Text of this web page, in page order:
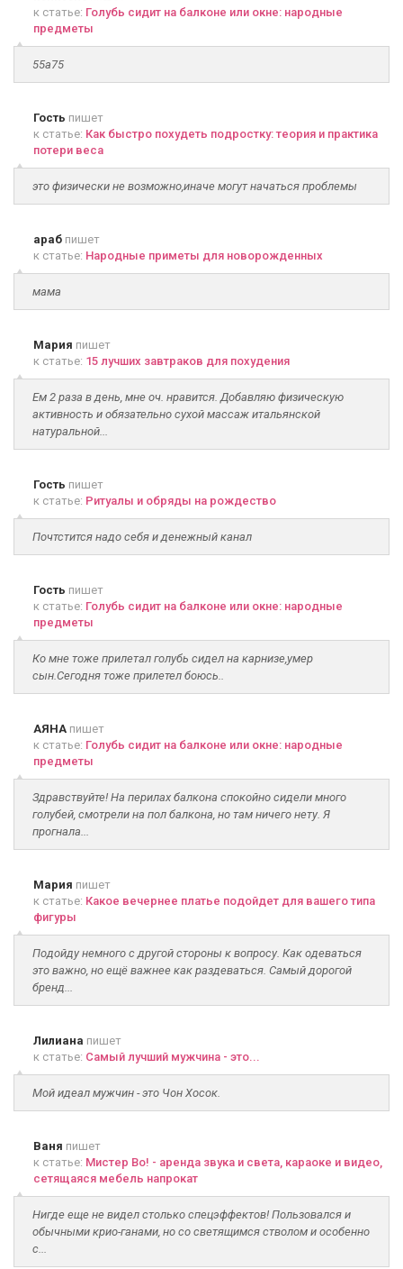
к статье: Голубь сидит на балконе или окне: народные
предметы
55а75
Гость пишет
к статье: Как быстро похудеть подростку: теория и практика
потери веса
это физически не возможно,иначе могут начаться проблемы
араб пишет
к статье: Народные приметы для новорожденных
мама
Мария пишет
к статье: 15 лучших завтраков для похудения
Ем 2 раза в день, мне оч. нравится. Добавляю физическую
активность и обязательно сухой массаж итальянской
натуральной...
Гость пишет
к статье: Ритуалы и обряды на рождество
Почтстится надо себя и денежный канал
Гость пишет
к статье: Голубь сидит на балконе или окне: народные
предметы
Ко мне тоже прилетал голубь сидел на карнизе,умер
сын.Сегодня тоже прилетел боюсь..
АЯНА пишет
к статье: Голубь сидит на балконе или окне: народные
предметы
Здравствуйте! На перилах балкона спокойно сидели много
голубей, смотрели на пол балкона, но там ничего нету. Я
прогнала...
Мария пишет
к статье: Какое вечернее платье подойдет для вашего типа
фигуры
Подойду немного с другой стороны к вопросу. Как одеваться
это важно, но ещё важнее как раздеваться. Самый дорогой
бренд...
Лилиана пишет
к статье: Самый лучший мужчина - это...
Мой идеал мужчин - это Чон Хосок.
Ваня пишет
к статье: Мистер Во! - аренда звука и света, караоке и видео,
сетящаяся мебель напрокат
Нигде еще не видел столько спецэффектов! Пользовался и
обычными крио-ганами, но со светящимся стволом и особенно
с...